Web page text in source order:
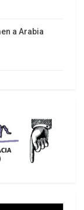
y de
complejo
de
fue
Mart debe
a Arabia